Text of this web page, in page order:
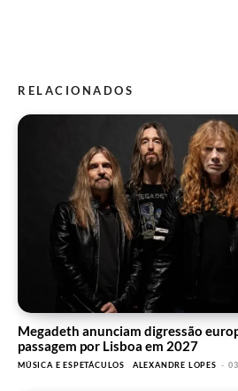
RELACIONADOS
Megadeth anunciam digressão
passagem por Lisboa em 2027
MÚSICA E ESPETÁCULOS ALEXANDRE LOPES -